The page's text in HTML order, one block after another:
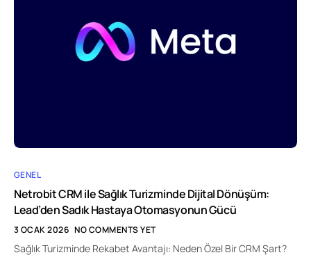
GENEL
Netrobit CRM ile Sağlık Turizminde Dijital Dönüşüm:
Lead’den Sadık Hastaya Otomasyonun Gücü
3 OCAK 2026 NO COMMENTS YET
Sağlık Turizminde Rekabet Avantajı: Neden Özel Bir CRM Şart?